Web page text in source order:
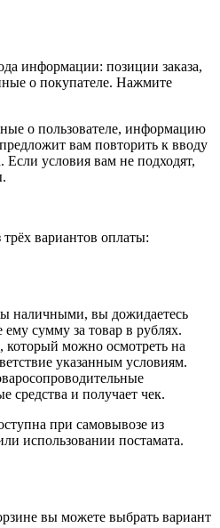
информации: позиции заказа,
о покупателе. Нажмите
о пользователе, информацию
вам повторить к вводу
Если условия вам не подходят,
вариантов оплаты:
наличными, вы дожидаетесь
ему сумму за товар в рублях.
который можно осмотреть на
указанным условиям.
средства и получает чек.
при самовывозе из
использовании постамата.
вы можете выбрать вариант